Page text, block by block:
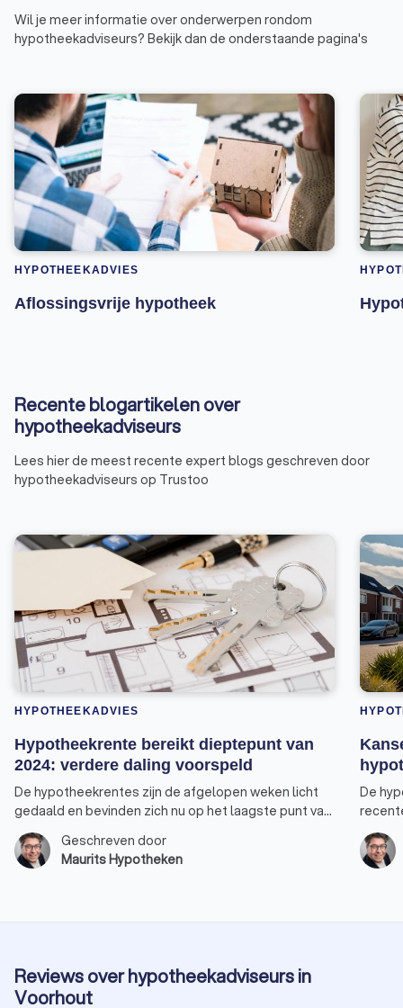
Wil je meer informatie over onderwerpen rondom
hypotheekadviseurs? Bekijk dan de onderstaande pagina's
HYPOTHEEKADVIES
Aflossingsvrije hypotheek
Recente blogartikelen over
hypotheekadviseurs
Lees hier de meest recente expert blogs geschreven door
hypotheekadviseurs op Trustoo
HYPOTHEEKADVIES
Hypotheekrente bereikt dieptepunt van
2024: verdere daling voorspeld
De hypotheekrentes zijn de afgelopen weken licht
gedaald en bevinden zich nu op het laagste punt van
2024. Vooral de rentepercentages voor 30, 20 en 10
jaar-vast bereikten een nieuw dieptepunt. De rente
voor 10 jaar vast, de populairste keuze onder
Geschreven door
Maurits Hypotheken
De
Reviews over hypotheekadviseurs in
Voorhout